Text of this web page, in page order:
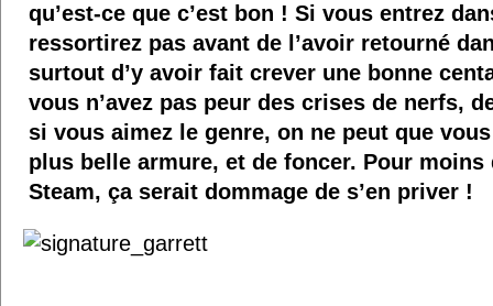
qu’est-ce que c’est bon ! Si vous entrez
ressortirez pas avant de l’avoir retourné
surtout d’y avoir fait crever une bonne
vous n’avez pas peur des crises de nerfs,
si vous aimez le genre, on ne peut que
plus belle armure, et de foncer. Pour
Steam, ça serait dommage de s’en priver !